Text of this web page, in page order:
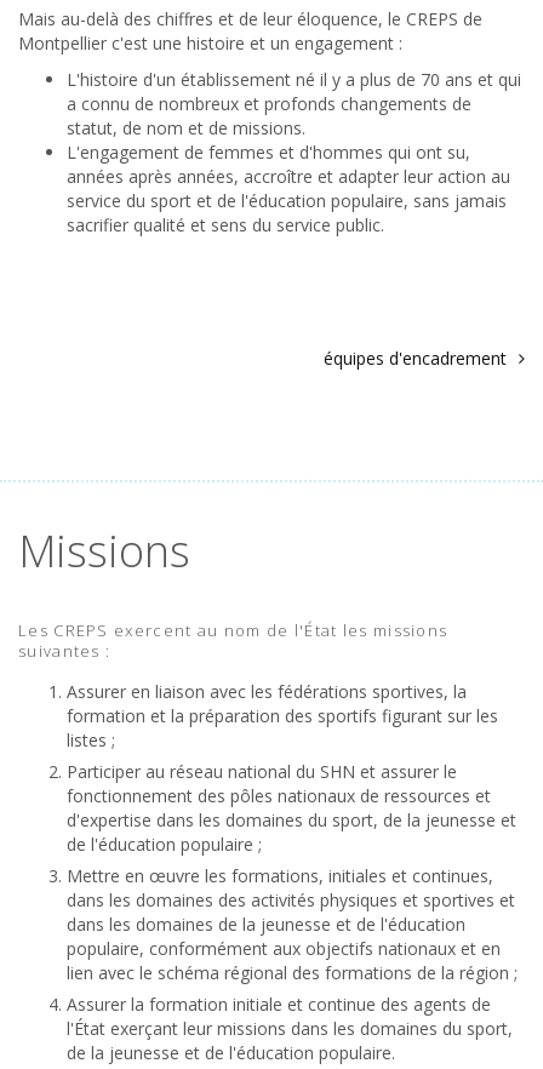
Mais au-delà des chiffres et de leur éloquence, le CREPS de
Montpellier c'est une histoire et un engagement :
L'histoire d'un établissement né il y a plus de 70 ans et qui
a connu de nombreux et profonds changements de
statut, de nom et de missions.
L'engagement de femmes et d'hommes qui ont su,
années après années, accroître et adapter leur action au
service du sport et de l'éducation populaire, sans jamais
sacrifier qualité et sens du service public.
équipes d'encadrement
Missions
Les CREPS exercent au nom de l'État les missions
suivantes :
Assurer en liaison avec les fédérations sportives, la
formation et la préparation des sportifs figurant sur les
listes ;
Participer au réseau national du SHN et assurer le
fonctionnement des pôles nationaux de ressources et
d'expertise dans les domaines du sport, de la jeunesse et
de l'éducation populaire ;
Mettre en œuvre les formations, initiales et continues,
dans les domaines des activités physiques et sportives et
dans les domaines de la jeunesse et de l'éducation
populaire, conformément aux objectifs nationaux et en
lien avec le schéma régional des formations de la région ;
Assurer la formation initiale et continue des agents de
l'État exerçant leur missions dans les domaines du sport,
de la jeunesse et de l'éducation populaire.